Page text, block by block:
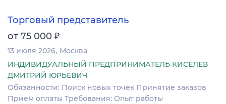
Торговый представитель
от 75 000 ₽
13 июля 2026 Москва
ИНДИВИДУАЛЬНЫЙ ПРЕДПРИНИМАТЕЛЬ КИСЕЛЕВ
ДМИТРИЙ ЮРЬЕВИЧ
Обязанности: Поиск новых точек Принятие заказов
Прием оплаты Требования: Опыт работы